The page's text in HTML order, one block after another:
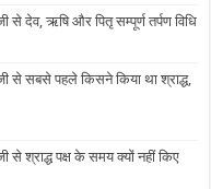
से देव, ऋषि और पितृ सम्पूर्ण तर्पण विधि
से सबसे पहले किसने किया था श्राद्ध,
से श्राद्ध पक्ष के समय क्यों नहीं किए